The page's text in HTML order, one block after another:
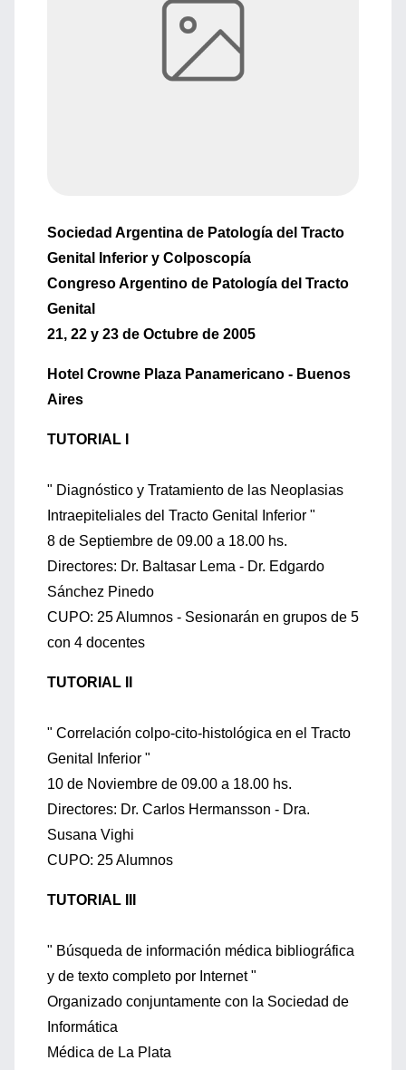
Sociedad Argentina de Patología del Tracto
Genital Inferior y Colposcopía
Congreso Argentino de Patología del Tracto
Genital
21, 22 y 23 de Octubre de 2005
Hotel Crowne Plaza Panamericano - Buenos
Aires
TUTORIAL I
" Diagnóstico y Tratamiento de las Neoplasias
Intraepiteliales del Tracto Genital Inferior "
8 de Septiembre de 09.00 a 18.00 hs.
Directores: Dr. Baltasar Lema - Dr. Edgardo
Sánchez Pinedo
CUPO: 25 Alumnos - Sesionarán en grupos de 5
con 4 docentes
TUTORIAL II
" Correlación colpo-cito-histológica en el Tracto
Genital Inferior "
10 de Noviembre de 09.00 a 18.00 hs.
Directores: Dr. Carlos Hermansson - Dra.
Susana Vighi
CUPO: 25 Alumnos
TUTORIAL III
" Búsqueda de información médica bibliográfica
y de texto completo por Internet "
Organizado conjuntamente con la Sociedad de
Informática
Médica de La Plata